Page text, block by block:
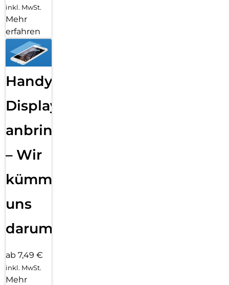
inkl. MwSt.
Mehr
erfahren
Handy
Displayfolie
anbringen
– Wir
kümmern
uns
darum!
ab 7,49 €
inkl. MwSt.
Mehr